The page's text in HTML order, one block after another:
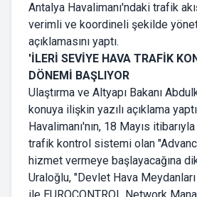
Antalya Havalimanı'ndaki trafik
verimli ve koordineli şekilde
açıklamasını yaptı.
'İLERİ SEVİYE HAVA TRAFİK
DÖNEMİ BAŞLIYOR
Ulaştırma ve Altyapı Bakanı
konuya ilişkin yazılı açıklama
Havalimanı'nın, 18 Mayıs
trafik kontrol sistemi olan
hizmet vermeye başlayacağına
Uraloğlu, "Devlet Hava